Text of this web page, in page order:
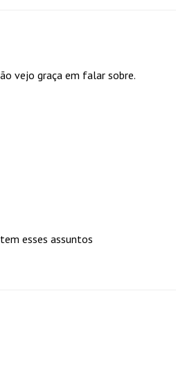
vejo graça em falar sobre.
esses assuntos